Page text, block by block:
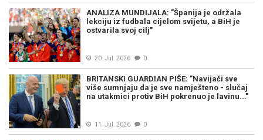
ANALIZA MUNDIJALA: "Španija je održala
lekciju iz fudbala cijelom svijetu, a BiH je
ostvarila svoj cilj"
20. Jul. 2026 0
BRITANSKI GUARDIAN PIŠE: "Navijači sve
više sumnjaju da je sve namješteno - slučaj
na utakmici protiv BiH pokrenuo je lavinu..."
11. Jul. 2026 0